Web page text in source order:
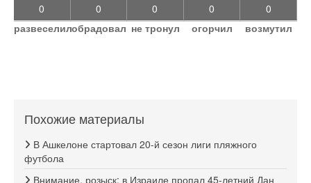
0
развеселил
0
обрадовал
0
не тронул
0
огорчил
0
возмутил
Похожие материалы
В Ашкелоне стартовал 20-й сезон лиги пляжного
футбола
Внимание, розыск: в Израиле пропал 45-летний Дан